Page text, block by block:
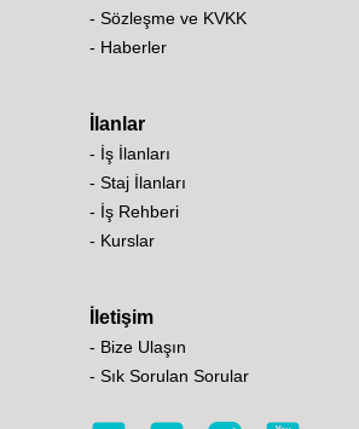
- Sözleşme ve KVKK
- Haberler
İlanlar
- İş İlanları
- Staj İlanları
- İş Rehberi
- Kurslar
İletişim
- Bize Ulaşın
- Sık Sorulan Sorular